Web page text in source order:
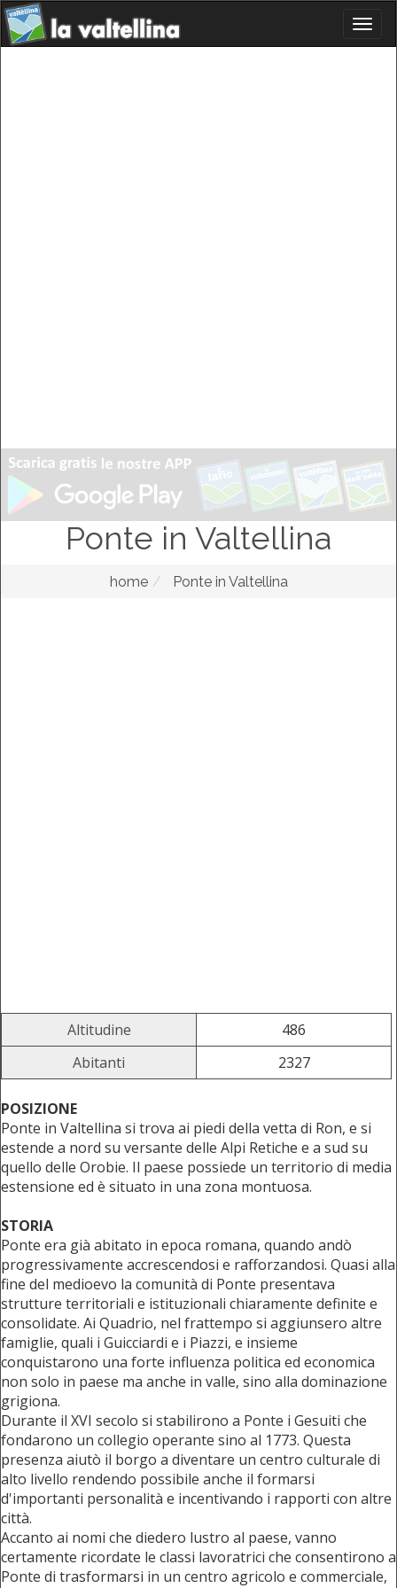
Ponte in Valtellina
home Ponte in Valtellina
Altitudine
486
Abitanti
2327
POSIZIONE
Ponte in Valtellina si trova ai piedi della vetta di Ron, e si
estende a nord su versante delle Alpi Retiche e a sud su
quello delle Orobie. Il paese possiede un territorio di media
estensione ed è situato in una zona montuosa.
STORIA
Ponte era già abitato in epoca romana, quando andò
progressivamente accrescendosi e rafforzandosi. Quasi alla
fine del medioevo la comunità di Ponte presentava
strutture territoriali e istituzionali chiaramente definite e
consolidate. Ai Quadrio, nel frattempo si aggiunsero altre
famiglie, quali i Guicciardi e i Piazzi, e insieme
conquistarono una forte influenza politica ed economica
non solo in paese ma anche in valle, sino alla dominazione
grigiona.
Durante il XVI secolo si stabilirono a Ponte i Gesuiti che
fondarono un collegio operante sino al 1773. Questa
presenza aiutò il borgo a diventare un centro culturale di
alto livello rendendo possibile anche il formarsi
d'importanti personalità e incentivando i rapporti con altre
città.
Accanto ai nomi che diedero lustro al paese, vanno
certamente ricordate le classi lavoratrici che consentirono a
Ponte di trasformarsi in un centro agricolo e commerciale,